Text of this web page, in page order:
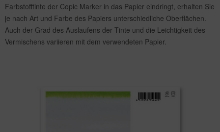
Farbstofftinte der Copic Marker in das Papier eindringt, erhalten Sie
je nach Art und Farbe des Papiers unterschiedliche Oberflächen.
Auch der Grad des Auslaufens der Tinte und die Leichtigkeit des
Vermischens variieren mit dem verwendeten Papier.